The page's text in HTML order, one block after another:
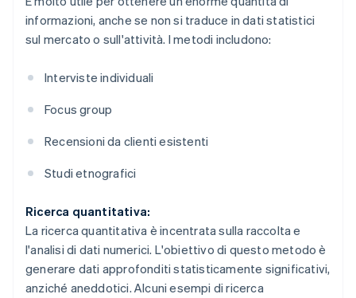
informazioni, anche se non si traduce in dati statistici
sul mercato o sull'attività. I metodi includono:
Interviste individuali
Focus group
Recensioni da clienti esistenti
Studi etnografici
Ricerca quantitativa:
La ricerca quantitativa è incentrata sulla raccolta e
l'analisi di dati numerici. L'obiettivo di questo metodo è
generare dati approfonditi statisticamente significativi,
anziché aneddotici. Alcuni esempi di ricerca